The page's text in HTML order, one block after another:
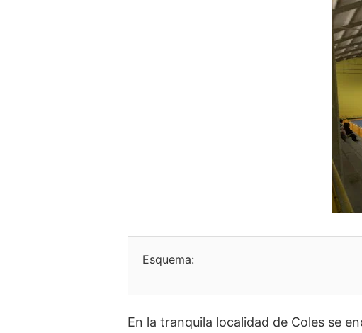
Esquema:
En la tranquila localidad de Coles se